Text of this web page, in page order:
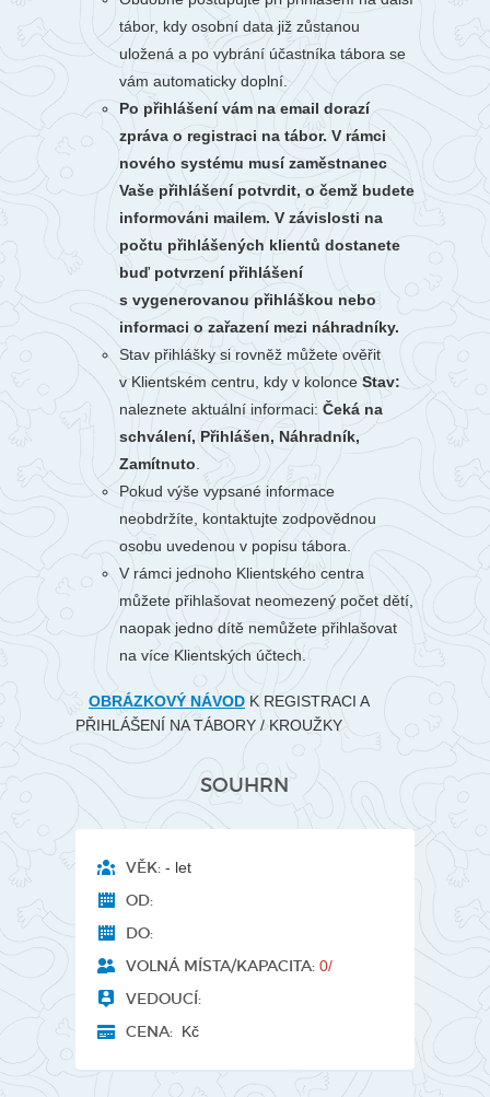
tábor, kdy osobní data již zůstanou
uložená a po vybrání účastníka tábora se
vám automaticky doplní.
Po přihlášení vám na email dorazí
zpráva o registraci na tábor. V rámci
nového systému musí zaměstnanec
Vaše přihlášení potvrdit, o čemž budete
informováni mailem. V závislosti na
počtu přihlášených klientů dostanete
buď potvrzení přihlášení
s vygenerovanou přihláškou nebo
informaci o zařazení mezi náhradníky.
Stav přihlášky si rovněž můžete ověřit
v Klientském centru, kdy v kolonce Stav:
naleznete aktuální informaci: Čeká na
schválení, Přihlášen, Náhradník,
Zamítnuto
Pokud výše vypsané informace
neobdržíte, kontaktujte zodpovědnou
osobu uvedenou v popisu tábora.
V rámci jednoho Klientského centra
můžete přihlašovat neomezený počet dětí,
naopak jedno dítě nemůžete přihlašovat
na více Klientských účtech.
OBRÁZKOVÝ NÁVOD K REGISTRACI A
PŘIHLÁŠENÍ NA TÁBORY / KROUŽKY
SOUHRN
VĚK: - let
OD:
DO:
VOLNÁ MÍSTA/KAPACITA: 0/
VEDOUCÍ:
CENA: Kč